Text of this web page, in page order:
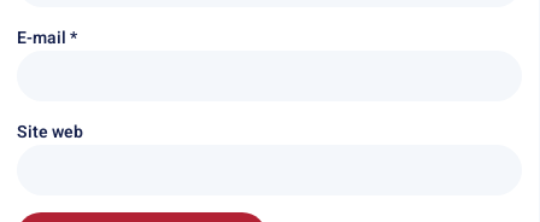
E-mail*
Site web